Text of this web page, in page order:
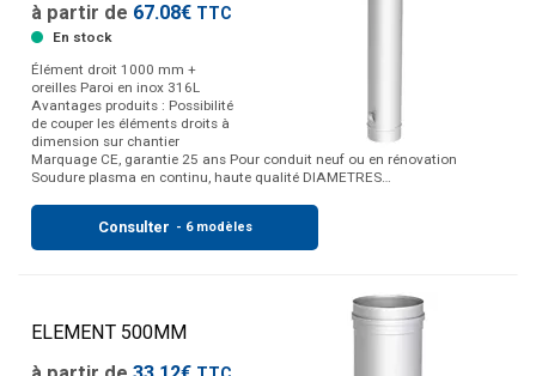
à partir de 67.08€ TTC
En stock
Élément droit 1000 mm +
oreilles Paroi en inox 316L
Avantages produits : Possibilité
de couper les éléments droits à
dimension sur chantier
Marquage CE, garantie 25 ans Pour conduit neuf ou en rénovation
Soudure plasma en continu, haute qualité DIAMETRES…
Consulter - 6 modèles
ELEMENT 500MM